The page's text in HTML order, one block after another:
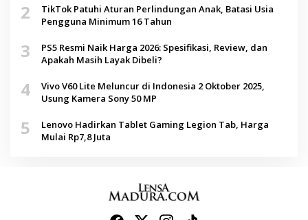
2
TikTok Patuhi Aturan Perlindungan Anak, Batasi Usia
Pengguna Minimum 16 Tahun
3
PS5 Resmi Naik Harga 2026: Spesifikasi, Review, dan
Apakah Masih Layak Dibeli?
4
Vivo V60 Lite Meluncur di Indonesia 2 Oktober 2025,
Usung Kamera Sony 50 MP
5
Lenovo Hadirkan Tablet Gaming Legion Tab, Harga
Mulai Rp7,8 Juta